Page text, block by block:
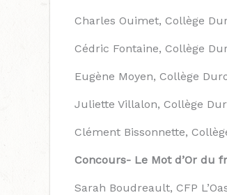
Charles Ouimet, Collège
Cédric Fontaine, Collège
Eugène Moyen, Collège
Juliette Villalon, Collège
Clément Bissonnette,
Concours- Le Mot d’Or du
Sarah Boudreault, CFP